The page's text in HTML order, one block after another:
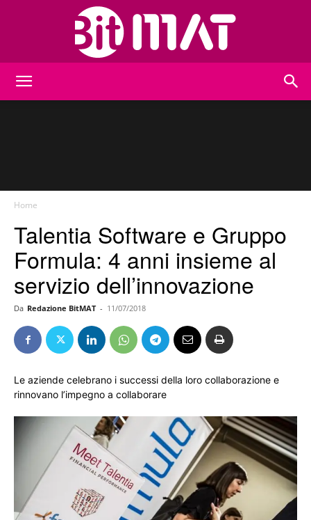
Home
Talentia Software e Gruppo
Formula: 4 anni insieme al
servizio dell’innovazione
Da Redazione BitMAT - 11/07/2018
Le aziende celebrano i successi della loro collaborazione e
rinnovano l’impegno a collaborare